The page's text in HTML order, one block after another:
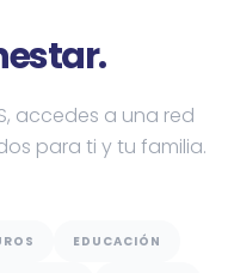
accedes a una red
para ti y tu familia.
EDUCACIÓN